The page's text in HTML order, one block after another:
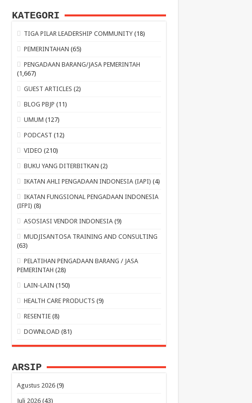
KATEGORI
TIGA PILAR LEADERSHIP COMMUNITY (18)
PEMERINTAHAN (65)
PENGADAAN BARANG/JASA PEMERINTAH
(1,667)
GUEST ARTICLES (2)
BLOG PBJP (11)
UMUM (127)
PODCAST (12)
VIDEO (210)
BUKU YANG DITERBITKAN (2)
IKATAN AHLI PENGADAAN INDONESIA (IAPI) (4)
IKATAN FUNGSIONAL PENGADAAN INDONESIA
(IFPI) (8)
ASOSIASI VENDOR INDONESIA (9)
MUDJISANTOSA TRAINING AND CONSULTING
(63)
PELATIHAN PENGADAAN BARANG / JASA
PEMERINTAH (28)
LAIN-LAIN (150)
HEALTH CARE PRODUCTS (9)
RESENTIE (8)
DOWNLOAD (81)
ARSIP
Agustus 2026(9)
Juli 2026(43)